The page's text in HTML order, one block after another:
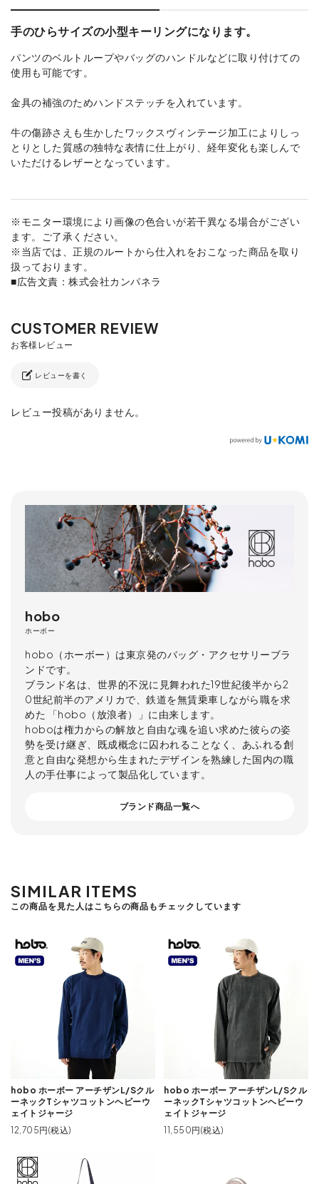
手のひらサイズの小型キーリングになります。
パンツのベルトループやバッグのハンドルなどに取り付けての
使用も可能です。
金具の補強のためハンドステッチを入れています。
牛の傷跡さえも生かしたワックスヴィンテージ加工によりしっ
とりとした質感の独特な表情に仕上がり、経年変化も楽しんで
いただけるレザーとなっています。
※モニター環境により画像の色合いが若干異なる場合がござい
ます。ご了承ください。
※当店では、正規のルートから仕入れをおこなった商品を取り
扱っております。
■広告文責：株式会社カンパネラ
レビューを書く
レビュー投稿がありません。
hobo
ホーボー
hobo（ホーボー）は東京発のバッグ・アクセサリーブラ
ンドです。
ブランド名は、世界的不況に見舞われた19世紀後半から2
0世紀前半のアメリカで、鉄道を無賃乗車しながら職を求
めた 「hobo（放浪者）」に由来します。
hoboは権力からの解放と自由な魂を追い求めた彼らの姿
勢を受け継ぎ、既成概念に囚われることなく、あふれる創
意と自由な発想から生まれたデザインを熟練した国内の職
人の手仕事によって製品化しています。
ブランド商品一覧へ
SIMILAR ITEMS
この商品を見た人はこちらの商品もチェックしています
hobo ホーボー アーチザンL/Sクル
ーネックTシャツコットンヘビーウ
ェイトジャージ
12,705円(税込)
hobo ホーボー アーチザンL/Sクル
ーネックTシャツコットンヘビーウ
ェイトジャージ
11,550円(税込)